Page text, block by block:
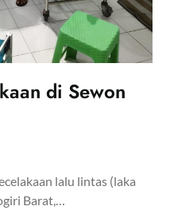
di Sewon
lalu lintas (laka
Barat,…